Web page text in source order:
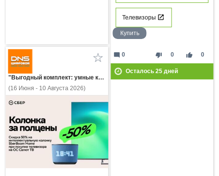
Телевизоры
Купить
thumb_down 0 thumb_up 0
mode_comment 0
Осталось 25дней
"Выгодный комплект: умные колонки и ТВ Sber!"
(16 Июня - 10 Августа 2026)